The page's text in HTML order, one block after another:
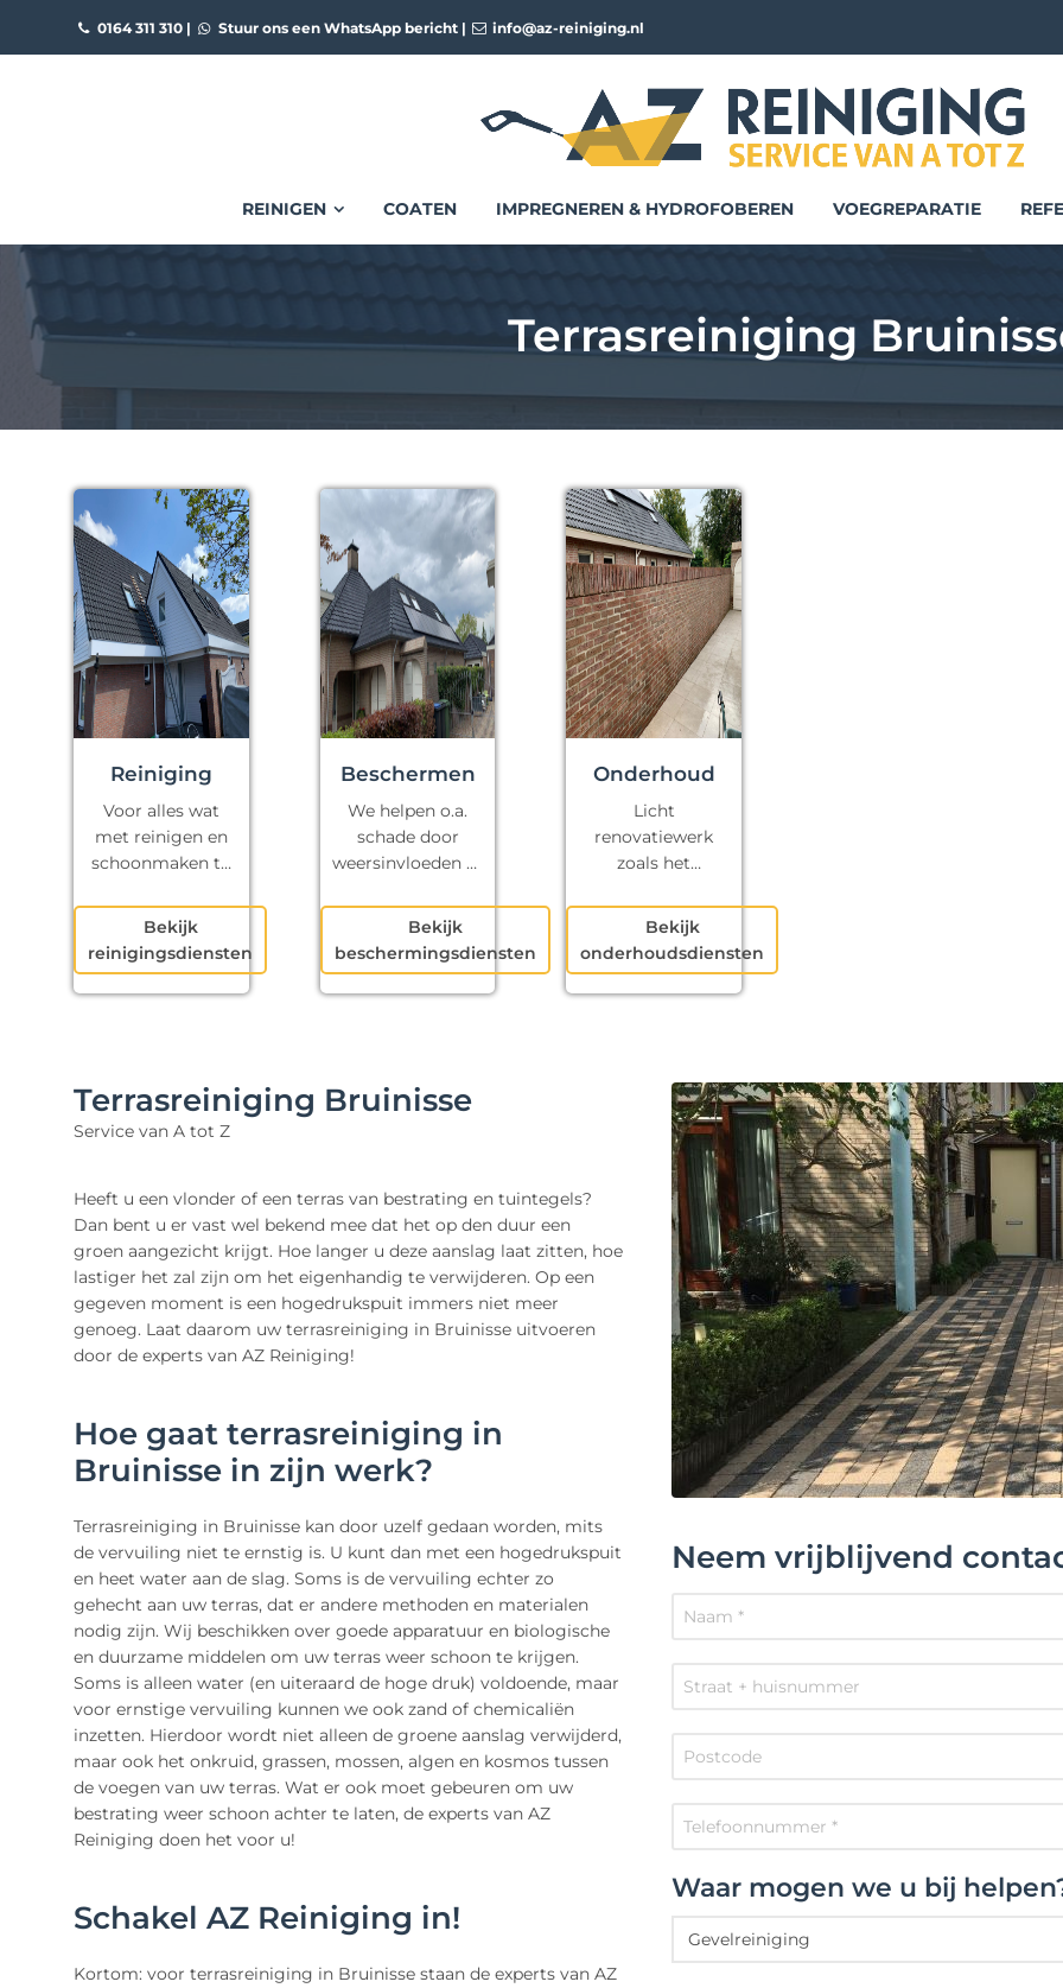
0164 311 310| Stuur ons een WhatsApp bericht| info@az-reiniging.nl
REINIGEN COATEN IMPREGNEREN & HYDROFOBEREN VOEGREPARATIE
Terrasreiniging
Reiniging
Voor alles wat
met reinigen en
schoonmaken te
Bekijk
reinigingsdiensten
Beschermen
We helpen o.a.
schade door
weersinvloeden te
Bekijk
beschermingsdiensten
Onderhoud
Licht
renovatiewerk
zoals het
kapotte voegen
en klein
schilderwerk.
Bekijk
onderhoudsdiensten
Terrasreiniging Bruinisse
Service van A tot Z
Heeft u een vlonder of een terras van bestrating en tuintegels?
Dan bent u er vast wel bekend mee dat het op den duur een
groen aangezicht krijgt. Hoe langer u deze aanslag laat zitten, hoe
lastiger het zal zijn om het eigenhandig te verwijderen. Op een
gegeven moment is een hogedrukspuit immers niet meer
genoeg. Laat daarom uw terrasreiniging in Bruinisse uitvoeren
door de experts van AZ Reiniging!
Hoe gaat terrasreiniging in
Bruinisse in zijn werk?
Terrasreiniging in Bruinisse kan door uzelf gedaan worden, mits
de vervuiling niet te ernstig is. U kunt dan met een hogedrukspuit
en heet water aan de slag. Soms is de vervuiling echter zo
gehecht aan uw terras, dat er andere methoden en materialen
nodig zijn. Wij beschikken over goede apparatuur en biologische
en duurzame middelen om uw terras weer schoon te krijgen.
Soms is alleen water (en uiteraard de hoge druk) voldoende, maar
voor ernstige vervuiling kunnen we ook zand of chemicaliën
inzetten. Hierdoor wordt niet alleen de groene aanslag verwijderd,
maar ook het onkruid, grassen, mossen, algen en kosmos tussen
de voegen van uw terras. Wat er ook moet gebeuren om uw
bestrating weer schoon achter te laten, de experts van AZ
Reiniging doen het voor u!
Schakel AZ Reiniging in!
Kortom: voor terrasreiniging in Bruinisse staan de experts van AZ
Neem vrijblijvend
Waar mogen we u bij